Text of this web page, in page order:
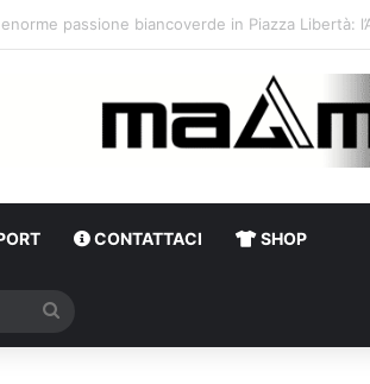
CONTATTACI SHOP